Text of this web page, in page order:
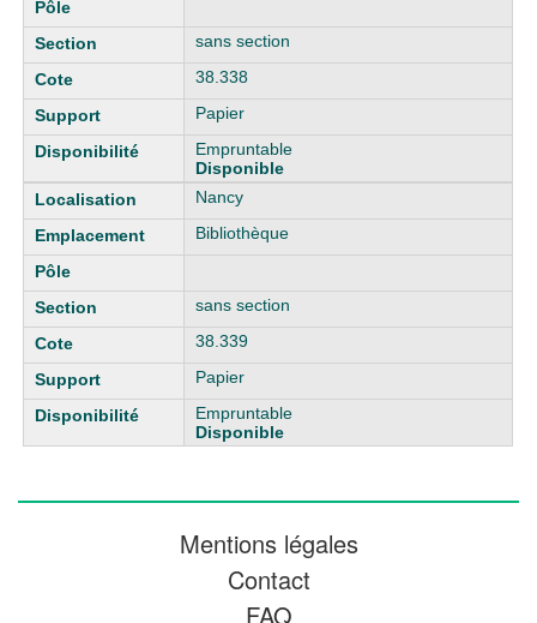
sans section
38.338
Papier
Empruntable
Disponible
Nancy
Bibliothèque
sans section
38.339
Papier
Empruntable
Disponible
Mentions légales
Contact
FAQ